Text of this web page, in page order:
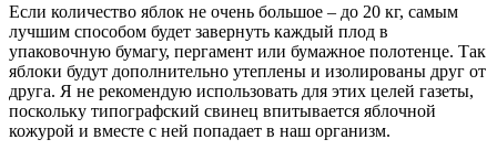
Если количество яблок не очень большое – до 20 кг, самым
лучшим способом будет завернуть каждый плод в
упаковочную бумагу, пергамент или бумажное полотенце. Так
яблоки будут дополнительно утеплены и изолированы друг от
друга. Я не рекомендую использовать для этих целей газеты,
поскольку типографский свинец впитывается яблочной
кожурой и вместе с ней попадает в наш организм.